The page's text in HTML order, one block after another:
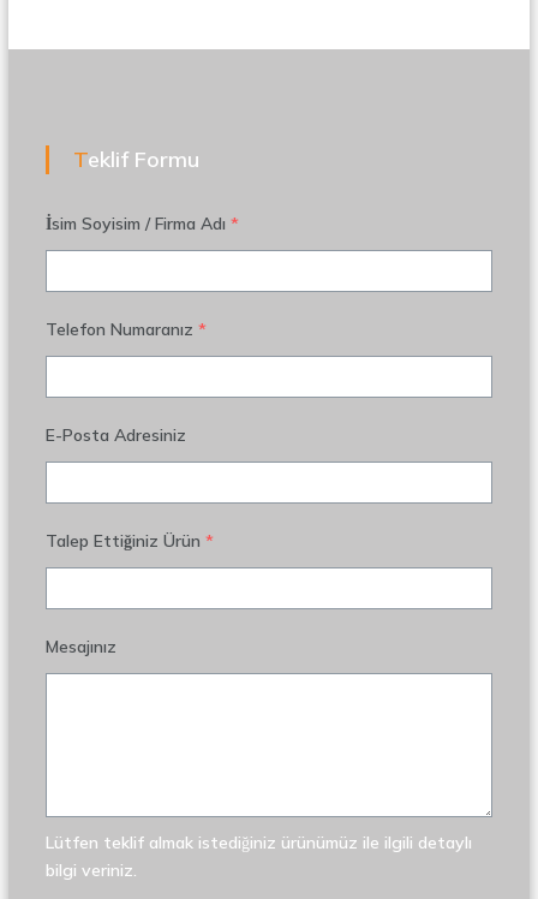
Teklif Formu
İsim Soyisim / Firma Adı *
Telefon Numaranız *
E-Posta Adresiniz
Talep Ettiğiniz Ürün *
Mesajınız
Lütfen teklif almak istediğiniz ürünümüz ile ilgili detaylı
bilgi veriniz.